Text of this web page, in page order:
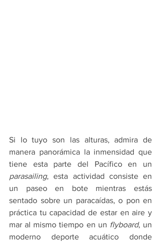
Si lo tuyo son las alturas, admira de
manera panorámica la inmensidad que
parasailing, esta actividad consiste en
un paseo en bote mientras estás
sentado sobre un paracaídas, o pon en
práctica tu capacidad de estar en aire y
mar al mismo tiempo en un flyboard, un
moderno deporte acuático donde